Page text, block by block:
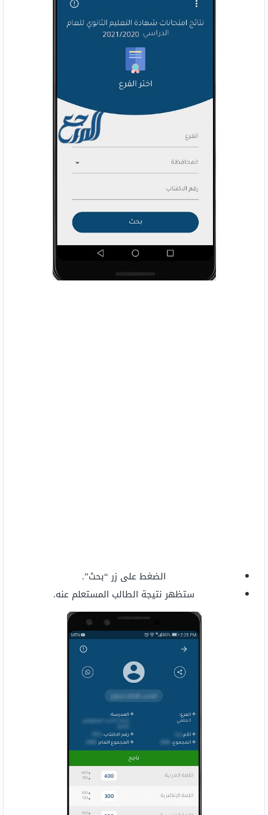
الضغط على زر “بحث”.
ستظهر نتيجة الطالب المستعلم عنه.